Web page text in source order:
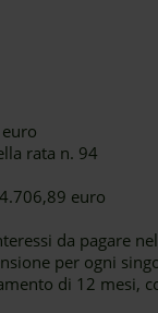
rata n. 94
euro
da pagare
per ogni
di 12 mesi,